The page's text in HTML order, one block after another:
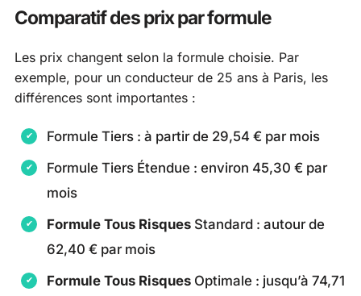
Comparatif des prix par formule
Les prix changent selon la formule choisie. Par
exemple, pour un conducteur de 25 ans à Paris, les
différences sont importantes :
Formule Tiers : à partir de 29,54 € par mois
Formule Tiers Étendue : environ 45,30 € par
mois
Formule Tous Risques Standard : autour de
62,40 € par mois
Formule Tous Risques Optimale : jusqu’à 74,71